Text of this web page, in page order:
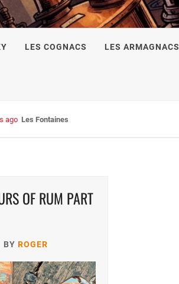
LES COGNACS LES ARMAGNACS
ago Les Fontaines du Chais 27
OF RUM PART
BY ROGER